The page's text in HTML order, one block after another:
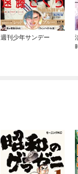
週刊少年サンデー